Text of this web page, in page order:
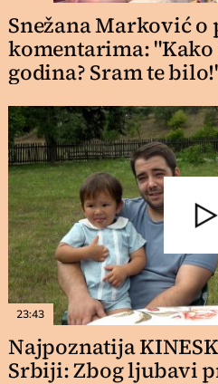
Snežana Marković
komentarima: "Kako
godina? Sram te
23:43
Najpoznatija
Srbiji: Zbog ljubavi